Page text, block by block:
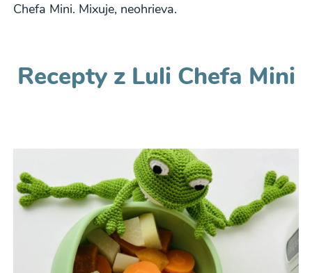
Chefa Mini. Mixuje, neohrieva.
Recepty z Luli Chefa Mini